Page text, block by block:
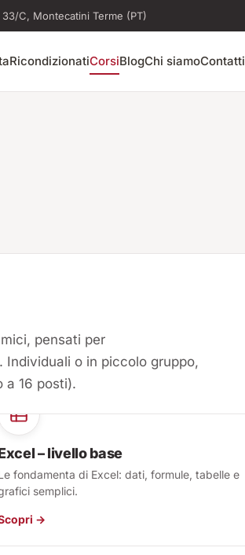
C, Montecatini Terme (PT)
RicondizionatiCorsiBlogChi siamoContatti
pensati per
Individuali o in piccolo gruppo,
a 16 posti).
– livello base
fondamenta di Excel: dati, formule, tabelle e
semplici.
→